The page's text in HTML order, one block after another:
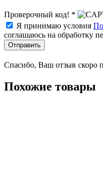
Проверочный код! *
Я принимаю условия
соглашаюсь на обработку
Отправить
Спасибо, Ваш отзыв скоро
Похожие товары